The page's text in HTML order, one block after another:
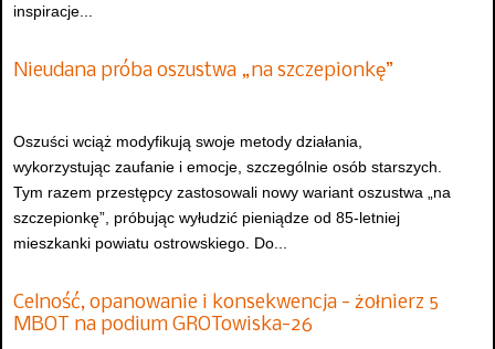
inspiracje...
Nieudana próba oszustwa „na szczepionkę”
Oszuści wciąż modyfikują swoje metody działania,
wykorzystując zaufanie i emocje, szczególnie osób starszych.
Tym razem przestępcy zastosowali nowy wariant oszustwa „na
szczepionkę”, próbując wyłudzić pieniądze od 85-letniej
mieszkanki powiatu ostrowskiego. Do...
Celność, opanowanie i konsekwencja - żołnierz 5
MBOT na podium GROTowiska-26